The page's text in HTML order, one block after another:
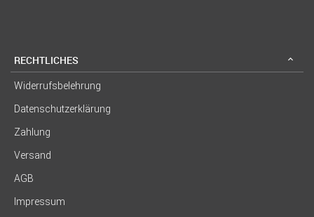
RECHTLICHES
Widerrufsbelehrung
Datenschutzerklärung
Zahlung
Versand
AGB
Impressum